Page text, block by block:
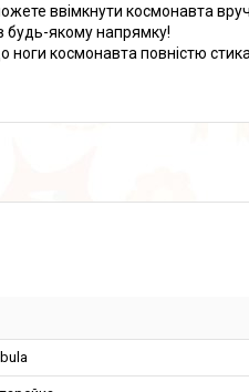
ввімкнути космонавта
будь-якому напрямку!
ноги космонавта повністю